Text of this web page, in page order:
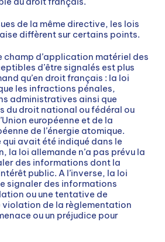
de la même directive, les lois
diffèrent sur certains points.
champ d’application matériel des
d’être signalés est plus
qu’en droit français : la loi
les infractions pénales,
administratives ainsi que
du droit national ou fédéral ou
européenne et de la
de l’énergie atomique.
avait été indiqué dans le
la loi allemande n’a pas prévu la
des informations dont la
public. A l’inverse, la loi
signaler des informations
ou une tentative de
violation de la règlementation
ou un préjudice pour